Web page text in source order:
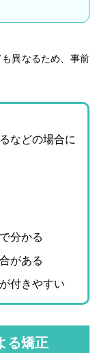
異なるため、事前
などの場合に
分かる
がある
付きやすい
る矯正